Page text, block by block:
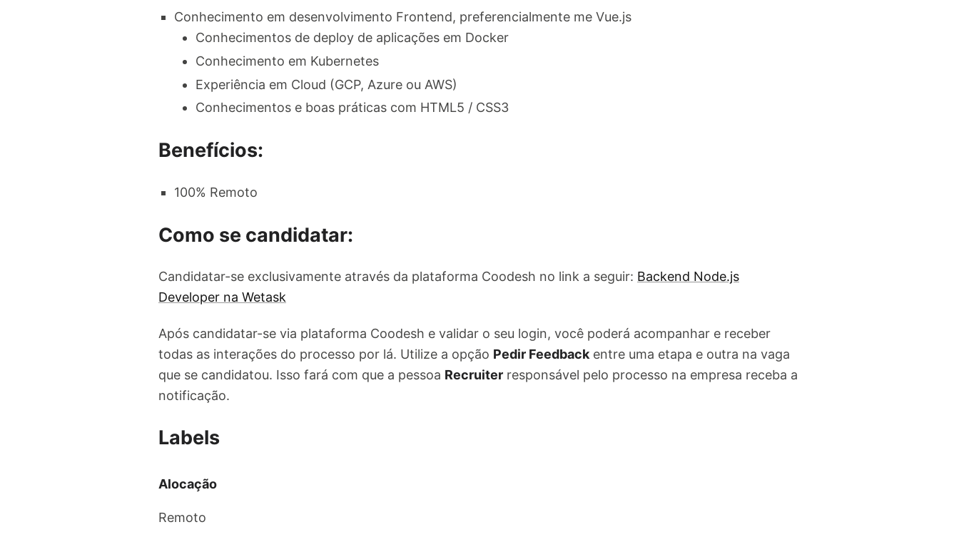
Conhecimento em desenvolvimento Frontend, preferencialmente me Vue.js
Conhecimentos de deploy de aplicações em Docker
Conhecimento em Kubernetes
Experiência em Cloud (GCP, Azure ou AWS)
Conhecimentos e boas práticas com HTML5 / CSS3
Benefícios:
100% Remoto
Como se candidatar:
Candidatar-se exclusivamente através da plataforma Coodesh no link a seguir: Backend Node.js
Developer na Wetask
Após candidatar-se via plataforma Coodesh e validar o seu login, você poderá acompanhar e receber
todas as interações do processo por lá. Utilize a opção Pedir Feedbackentre uma etapa e outra na vaga
que se candidatou. Isso fará com que a pessoa Recruiter responsável pelo processo na empresa receba a
notificação.
Labels
Alocação
Remoto